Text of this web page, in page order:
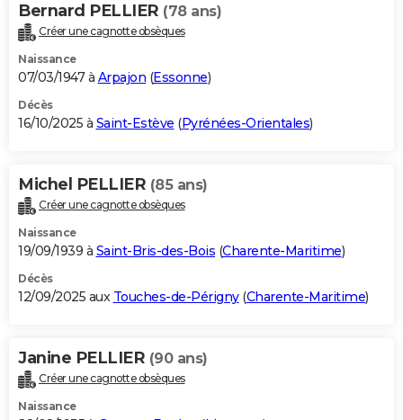
Bernard PELLIER (78 ans)
Créer une cagnotte obsèques
Naissance
07/03/1947 à Arpajon (Essonne)
Décès
16/10/2025 à Saint-Estève (Pyrénées-Orientales)
Michel PELLIER (85 ans)
Créer une cagnotte obsèques
Naissance
19/09/1939 à Saint-Bris-des-Bois (Charente-Maritime)
Décès
12/09/2025 aux Touches-de-Périgny(Charente-Maritime)
Janine PELLIER (90 ans)
Créer une cagnotte obsèques
Naissance